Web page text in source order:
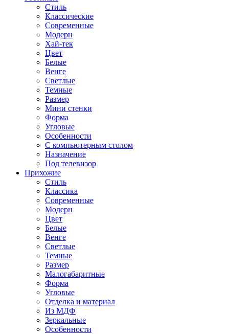
Стиль
Классические
Современные
Модерн
Хай-тек
Цвет
Белые
Венге
Светлые
Темные
Размер
Мини стенки
Форма
Угловые
Особенности
С компьютерным столом
Назначение
Под телевизор
Прихожие
Стиль
Классика
Современные
Модерн
Цвет
Белые
Венге
Светлые
Темные
Размер
Малогабаритные
Форма
Угловые
Отделка и материал
Из МДФ
Зеркальные
Особенности